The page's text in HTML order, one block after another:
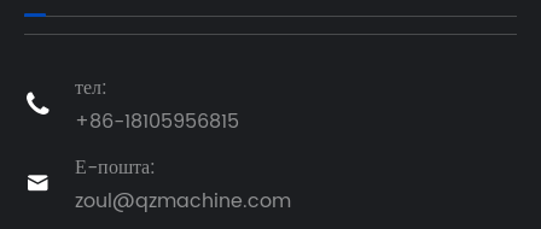

тел:
+86-18105956815

Е-пошта:
zoul@qzmachine.com